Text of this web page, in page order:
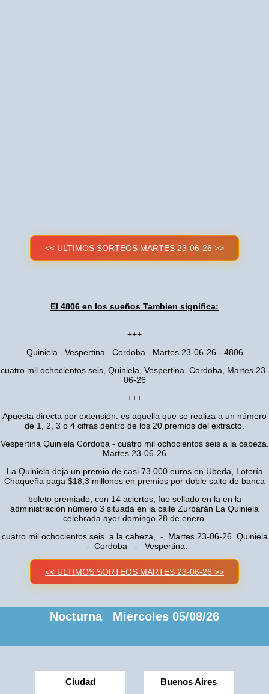
<< ULTIMOS SORTEOS MARTES 23-06-26 >>
El 4806 en los sueños Tambien significa:
+++
Quiniela Vespertina Cordoba Martes 23-06-26 - 4806
cuatro mil ochocientos seis, Quiniela, Vespertina, Cordoba, Martes 23-
06-26
+++
Apuesta directa por extensión: es aquella que se realiza a un número
de 1, 2, 3 o 4 cifras dentro de los 20 premios del extracto.
Vespertina Quiniela Cordoba - cuatro mil ochocientos seis a la cabeza.
Martes 23-06-26
La Quiniela deja un premio de casi 73.000 euros en Ubeda, Lotería
Chaqueña paga $18,3 millones en premios por doble salto de banca
boleto premiado, con 14 aciertos, fue sellado en la en la
administración número 3 situada en la calle Zurbarán La Quiniela
celebrada ayer domingo 28 de enero.
cuatro mil ochocientos seis a la cabeza, - Martes 23-06-26. Quiniela
- Cordoba - Vespertina.
<< ULTIMOS SORTEOS MARTES 23-06-26 >>
Nocturna Miércoles 05/08/26
Ciudad Buenos Aires